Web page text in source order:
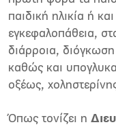
παιδική ηλικία ή
εγκεφαλοπάθεια,
διάρροια,
καθώς και
οξέως,
Όπως τονίζει η